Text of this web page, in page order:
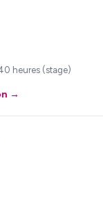
heures (stage)
→